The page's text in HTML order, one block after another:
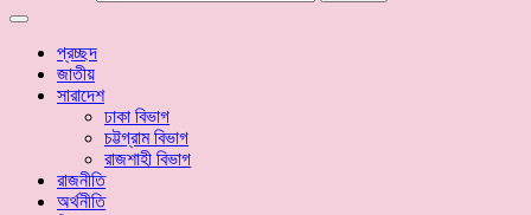
প্রচ্ছদ
জাতীয়
সারাদেশ
ঢাকা বিভাগ
চট্টগ্রাম বিভাগ
রাজশাহী বিভাগ
রাজনীতি
অর্থনীতি